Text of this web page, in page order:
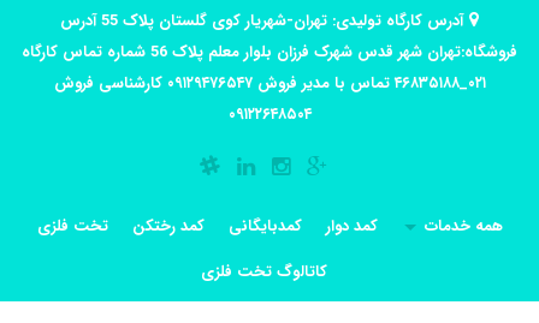
آدرس کارگاه تولیدی: تهران-شهریار کوی گلستان پلاک 55 آدرس
فروشگاه:تهران شهر قدس شهرک فرزان بلوار معلم پلاک 56 شماره تماس کارگاه
۰۲۱_۴۶۸۳۵۱۸۸ تماس با مدیر فروش ۰۹۱۲۹۴۷۶۵۴۷ کارشناسی فروش
۰۹۱۲۲۶۴۸۵۰۴
همه خدمات کمد دوار کمدبایگانی کمد رختکن
تخت فلزی
کاتالوگ تخت فلزی